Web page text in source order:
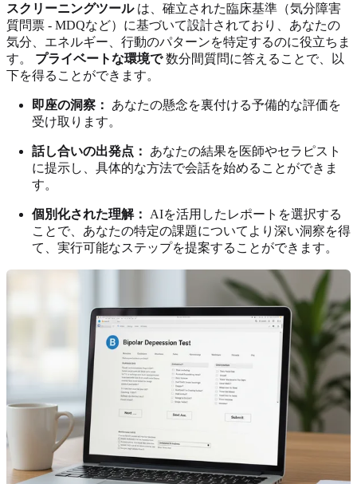
スクリーニングツールは、確立された臨床基準（気分障害
質問票 - MDQなど）に基づいて設計されており、あなたの
気分、エネルギー、行動のパターンを特定するのに役立ちま
す。 プライベートな環境で数分間質問に答えることで、以
下を得ることができます。
即座の洞察：
あなたの懸念を裏付ける予備的な評価を
受け取ります。
話し合いの出発点：
あなたの結果を医師やセラピスト
に提示し、具体的な方法で会話を始めることができま
す。
個別化された理解：
AIを活用したレポートを選択する
ことで、あなたの特定の課題についてより深い洞察を得
て、実行可能なステップを提案することができます。